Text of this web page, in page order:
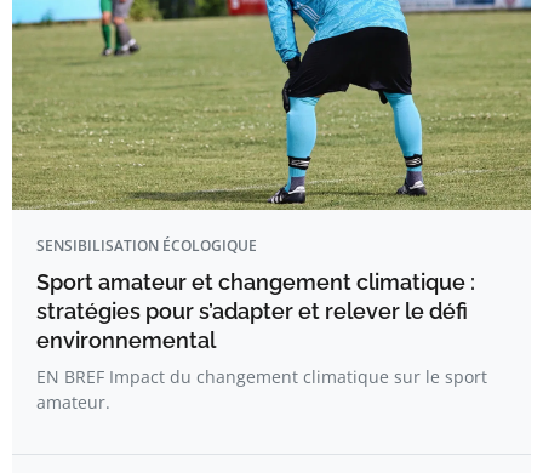
SENSIBILISATION ÉCOLOGIQUE
Sport amateur et changement climatique :
stratégies pour s’adapter et relever le défi
environnemental
EN BREF Impact du changement climatique sur le sport
amateur.